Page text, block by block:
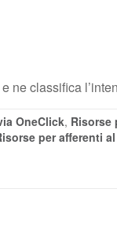
classifica
OneClick, Risorse
per afferenti al